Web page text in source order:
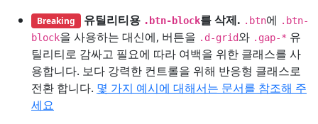
Breaking 유틸리티용 .btn-block를 삭제. .btn에 .btn-
block을 사용하는 대신에, 버튼을 .d-grid와 .gap-* 유
틸리티로 감싸고 필요에 따라 여백을 위한 클래스를 사
용합니다. 보다 강력한 컨트롤을 위해 반응형 클래스로
전환 합니다. 몇 가지 예시에 대해서는 문서를 참조해 주
세요